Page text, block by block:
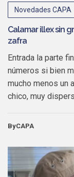
Novedades CAPA
Calamar illex sin
zafra
Entrada la parte
números si bien
mucho menos un
chico, muy
ByCAPA